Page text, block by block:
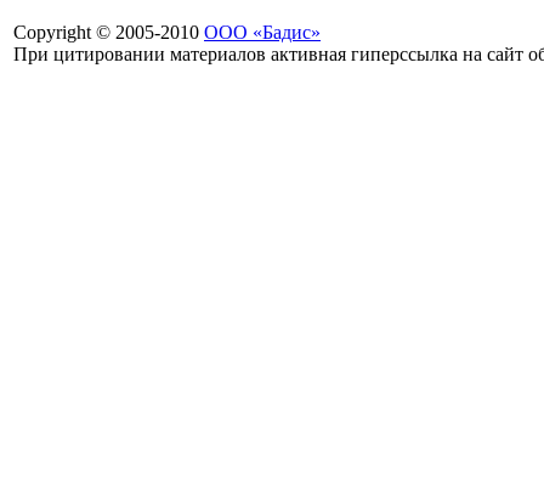
Copyright © 2005-2010 ООО «Бадис»
При цитировании материалов активная гиперссылка на сайт